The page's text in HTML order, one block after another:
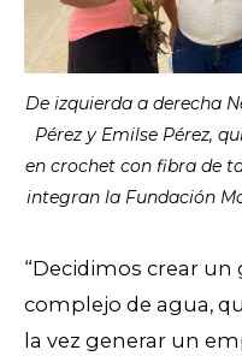
De izquierda a derecha
Pérez y Emilse Pérez,
en crochet con fibra de
integran la Fundación
“Decidimos crear
complejo de agua,
la vez generar un